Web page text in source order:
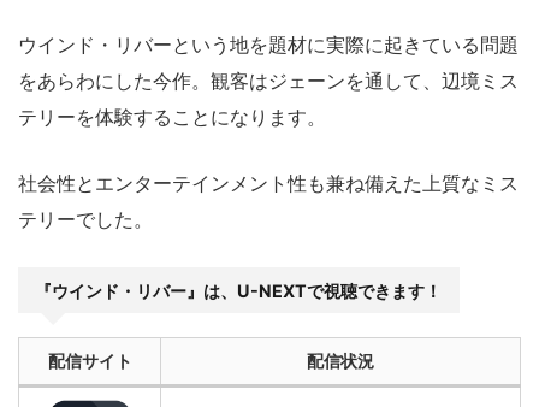
ウインド・リバーという地を題材に実際に起きている問題
をあらわにした今作。観客はジェーンを通して、辺境ミス
テリーを体験することになります。
社会性とエンターテインメント性も兼ね備えた上質なミス
テリーでした。
『ウインド・リバー』は、U-NEXTで視聴できます！
配信サイト 配信状況